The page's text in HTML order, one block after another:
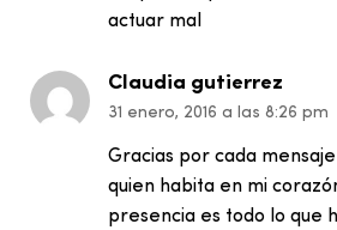
actuar mal
Claudia gutierrez
31 enero, 2016 a las 8:26 pm
Gracias por cada
quien habita en mi
presencia es todo lo que